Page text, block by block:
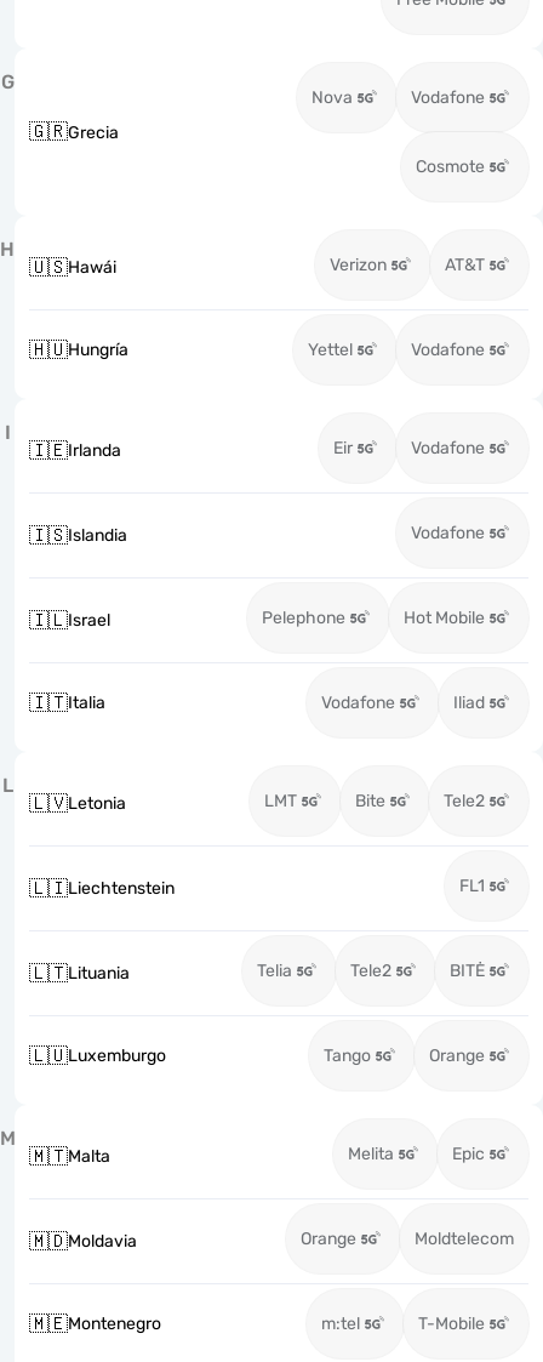
G
🇬🇷Grecia
Nova Vodafone
Cosmote
H
🇺🇸Hawái Verizon AT&T
🇭🇺Hungría Yettel Vodafone
I
🇮🇪Irlanda Eir Vodafone
🇮🇸Islandia Vodafone
🇮🇱Israel Pelephone Hot Mobile
🇮🇹Italia Vodafone Iliad
L
🇱🇻Letonia LMT Bite Tele2
🇱🇮Liechtenstein FL1
🇱🇹Lituania Telia Tele2 BITĖ
🇱🇺Luxemburgo Tango Orange
M
🇲🇹Malta Melita Epic
🇲🇩Moldavia Orange Moldtelecom
🇲🇪Montenegro m:tel T-Mobile